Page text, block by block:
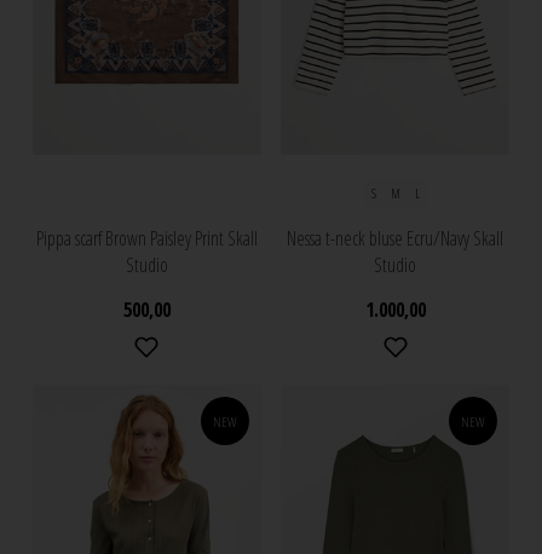
Pippa scarf Brown Paisley Print Skall
Studio
500,00
S M L
Nessa t-neck bluse Ecru/Navy Skall
Studio
1.000,00
NEW NEW